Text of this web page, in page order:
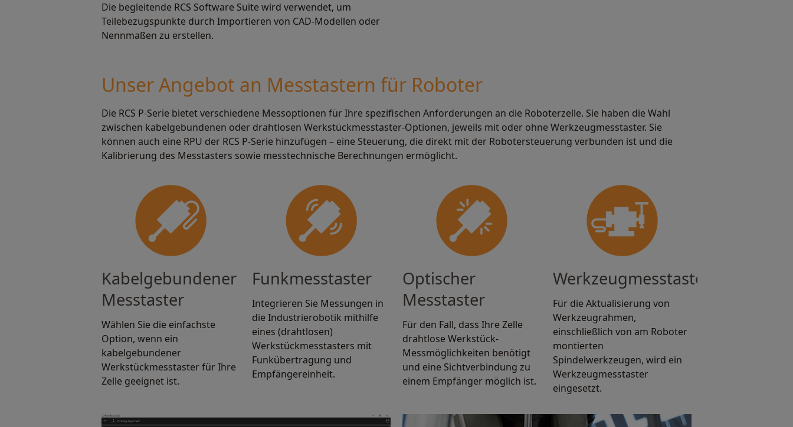
Die begleitende RCS Software Suite wird verwendet, um
Teilebezugspunkte durch Importieren von CAD-Modellen oder
Nennmaßen zu erstellen.
Unser Angebot an Messtastern für Roboter
Die RCS P-Serie bietet verschiedene Messoptionen für Ihre spezifischen Anforderungen an die Roboterzelle. Sie haben die Wahl
zwischen kabelgebundenen oder drahtlosen Werkstückmesstaster-Optionen, jeweils mit oder ohne Werkzeugmesstaster. Sie
können auch eine RPU der RCS P-Serie hinzufügen – eine Steuerung, die direkt mit der Robotersteuerung verbunden ist und die
Kalibrierung des Messtasters sowie messtechnische Berechnungen ermöglicht.
Kabelgebundener
Messtaster
Wählen Sie die einfachste
Option, wenn ein
kabelgebundener
Werkstückmesstaster für Ihre
Zelle geeignet ist.
Funkmesstaster
Integrieren Sie Messungen in
die Industrierobotik mithilfe
eines (drahtlosen)
Werkstückmesstasters mit
Funkübertragung und
Empfängereinheit.
Optischer
Messtaster
Für den Fall, dass Ihre Zelle
drahtlose Werkstück-
Messmöglichkeiten benötigt
und eine Sichtverbindung zu
einem Empfänger möglich ist.
Werkzeugmesstaster
Für die Aktualisierung von
Werkzeugrahmen,
einschließlich von am Roboter
montierten
Spindelwerkzeugen, wird ein
Werkzeugmesstaster
eingesetzt.